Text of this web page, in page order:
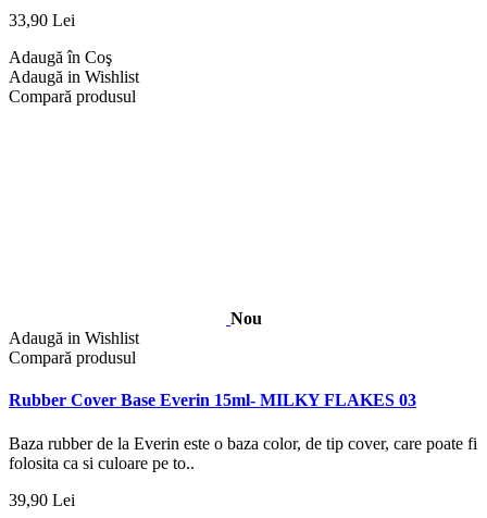
33,90 Lei
Adaugă în Coş
Adaugă in Wishlist
Compară produsul
Nou
Adaugă in Wishlist
Compară produsul
Rubber Cover Base Everin 15ml- MILKY FLAKES 03
Baza rubber de la Everin este o baza color, de tip cover, care poate fi
folosita ca si culoare pe to..
39,90 Lei